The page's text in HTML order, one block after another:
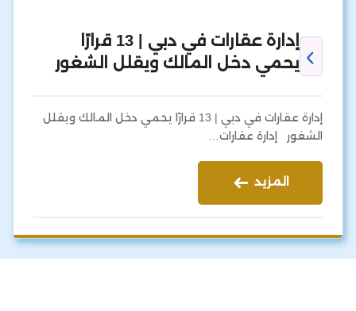
إدارة عقارات في دبي | 13 قرارًا
يحمي دخل المالك ويقلل الشغور
إدارة عقارات في دبي | 13 قرارًا يحمي دخل المالك ويقلل
الشغور إدارة عقارات…
المزيد